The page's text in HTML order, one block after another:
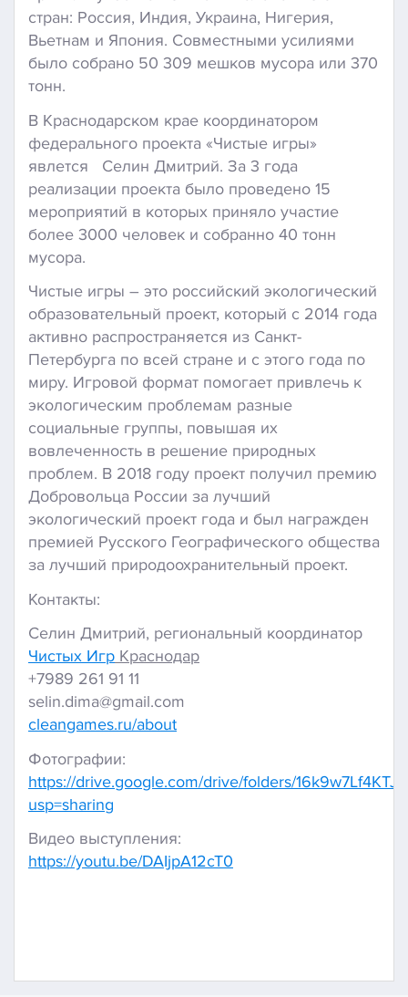
стран: Россия, Индия, Украина, Нигерия,
Вьетнам и Япония. Совместными усилиями
было собрано 50 309 мешков мусора или 370
тонн.
В Краснодарском крае координатором
федерального проекта «Чистые игры»
явлется Селин Дмитрий. За 3 года
реализации проекта было проведено 15
мероприятий в которых приняло участие
более 3000 человек и собранно 40 тонн
мусора.
Чистые игры – это российский экологический
образовательный проект, который с 2014 года
активно распространяется из Санкт-
Петербурга по всей стране и с этого года по
миру. Игровой формат помогает привлечь к
экологическим проблемам разные
социальные группы, повышая их
вовлеченность в решение природных
проблем. В 2018 году проект получил премию
Добровольца России за лучший
экологический проект года и был награжден
премией Русского Географического общества
за лучший природоохранительный проект.
Контакты:
Селин Дмитрий, региональный координатор
Чистых Игр Краснодар
+7989 261 91 11
selin.dima@gmail.com
cleangames.ru/about
Фотографии:
https://drive.google.com/drive/folders/
usp=sharing
Видео выступления:
https://youtu.be/DAIjpA12cT0